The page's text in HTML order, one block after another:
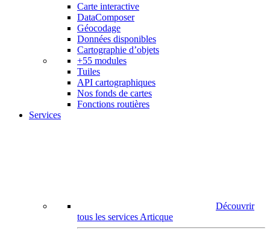
Carte interactive
DataComposer
Géocodage
Données disponibles
Cartographie d’objets
+55 modules
Tuiles
API cartographiques
Nos fonds de cartes
Fonctions routières
Services
Découvrir
tous les services Articque